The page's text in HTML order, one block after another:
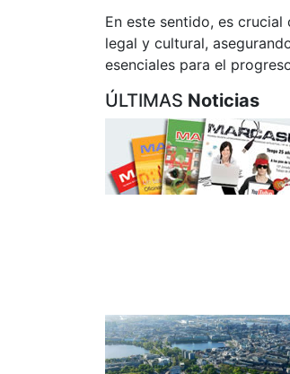
En este sentido, es
legal y cultural,
esenciales para el
ÚLTIMAS Noticias